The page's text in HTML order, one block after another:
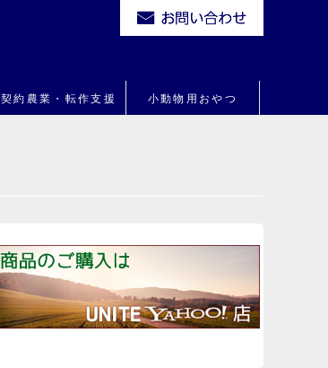
契約農業・転作支援 小動物用おやつ